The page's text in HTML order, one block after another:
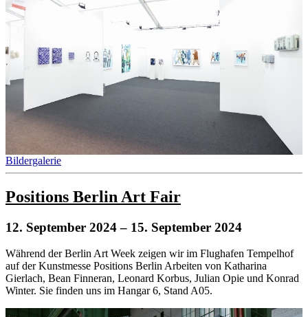
Bildergalerie
Positions Berlin Art Fair
12. September 2024– 15. September 2024
Während der Berlin Art Week zeigen wir im Flughafen Tempelhof
auf der Kunstmesse Positions Berlin Arbeiten von Katharina
Gierlach, Bean Finneran, Leonard Korbus, Julian Opie und Konrad
Winter. Sie finden uns im Hangar 6, Stand A05.